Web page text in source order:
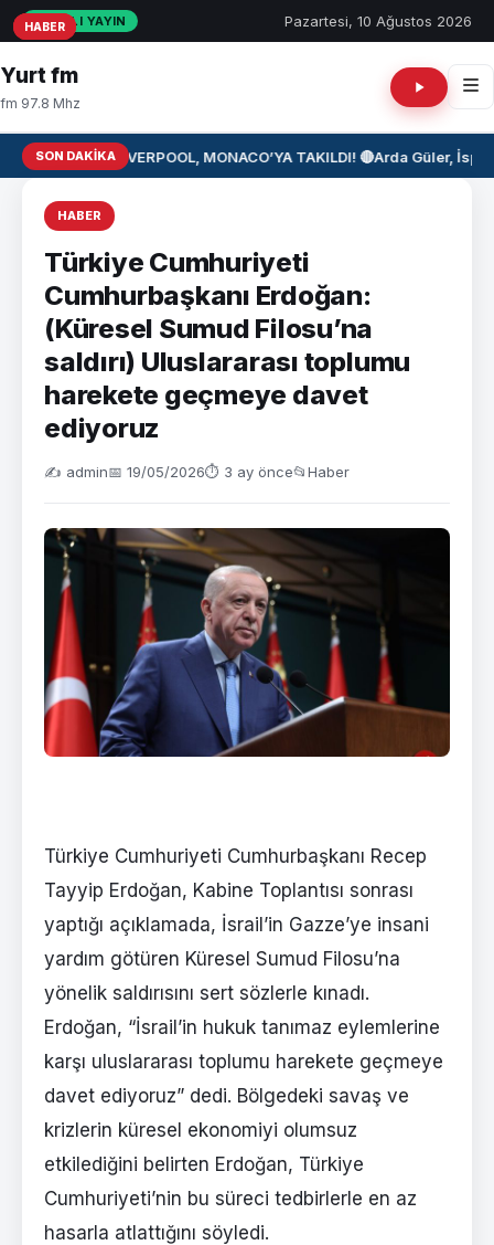
CANLI YAYIN Pazartesi, 10 Ağustos 2026
Yurt fm
fm 97.8 Mhz
SON DAKIKA⚽ LIVERPOOL, MONACO’YA TAKILDI! 🔴Arda Güler,
HABER
Türkiye Cumhuriyeti
Cumhurbaşkanı Erdoğan:
(Küresel Sumud Filosu’na
saldırı) Uluslararası toplumu
harekete geçmeye davet
ediyoruz
✍️ admin📅 19/05/2026⏱ 3 ay önce📂Haber
Türkiye Cumhuriyeti Cumhurbaşkanı Recep
Tayyip Erdoğan, Kabine Toplantısı sonrası
yaptığı açıklamada, İsrail’in Gazze’ye insani
yardım götüren Küresel Sumud Filosu’na
yönelik saldırısını sert sözlerle kınadı.
Erdoğan, “İsrail’in hukuk tanımaz eylemlerine
karşı uluslararası toplumu harekete geçmeye
davet ediyoruz” dedi. Bölgedeki savaş ve
krizlerin küresel ekonomiyi olumsuz
etkilediğini belirten Erdoğan, Türkiye
Cumhuriyeti’nin bu süreci tedbirlerle en az
hasarla atlattığını söyledi.
HABER
HABER
HABER